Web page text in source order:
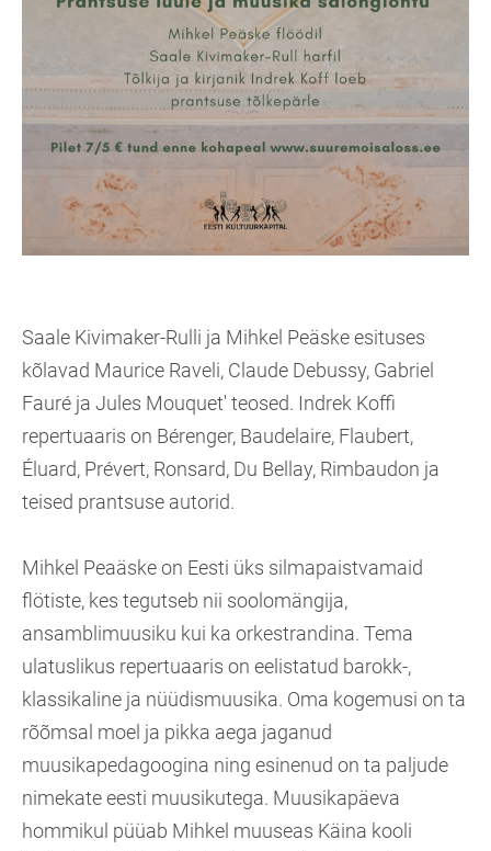
Saale Kivimaker-Rulli ja Mihkel Peäske esituses
kõlavad Maurice Raveli, Claude Debussy, Gabriel
Fauré ja Jules Mouquet' teosed. Indrek Koffi
repertuaaris on Bérenger, Baudelaire, Flaubert,
Éluard, Prévert, Ronsard, Du Bellay, Rimbaudon ja
teised prantsuse autorid.
Mihkel Peaäske on Eesti üks silmapaistvamaid
flötiste, kes tegutseb nii soolomängija,
ansamblimuusiku kui ka orkestrandina. Tema
ulatuslikus repertuaaris on eelistatud barokk-,
klassikaline ja nüüdismuusika. Oma kogemusi on ta
rõõmsal moel ja pikka aega jaganud
muusikapedagoogina ning esinenud on ta paljude
nimekate eesti muusikutega. Muusikapäeva
hommikul püüab Mihkel muuseas Käina kooli